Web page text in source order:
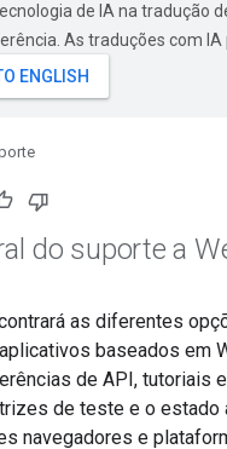
de IA na tradução
As traduções com IA
do suporte a
as diferentes
baseados em
de API, tutoriais
de teste e o estado
navegadores e